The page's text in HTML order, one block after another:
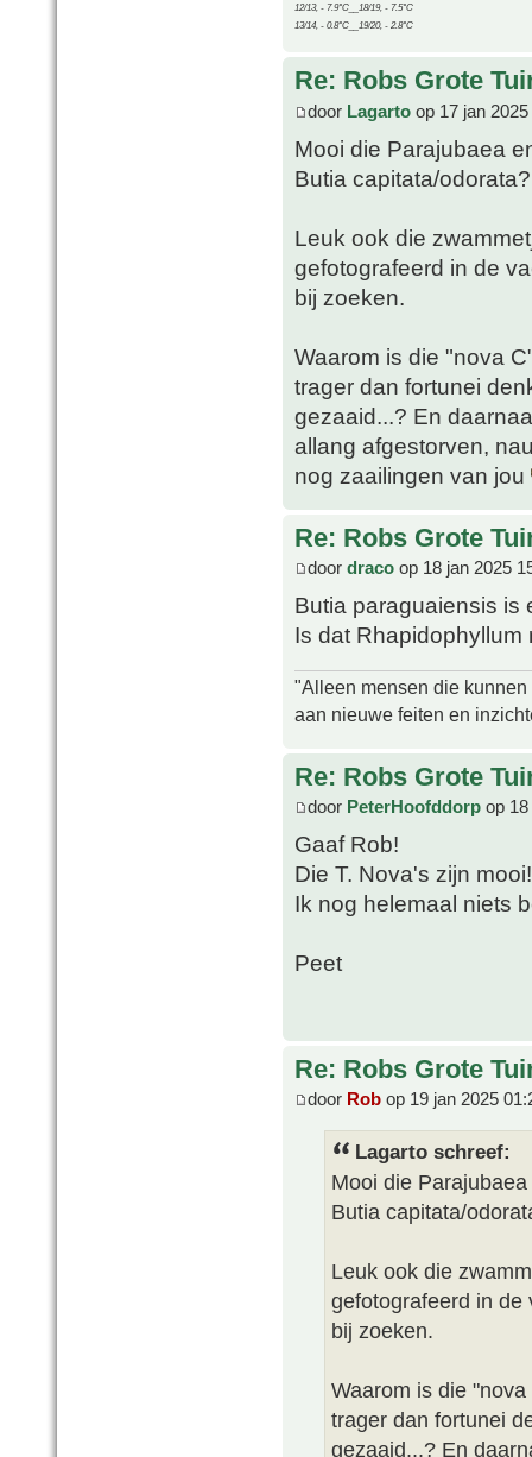
12/13, - 7.9°C__18/19, - 7.5°C
13/14, - 0.8°C__19/20, - 2.8°C
Re: Robs Grote
door Lagarto op 17 jan
Mooi die Parajubaea
Butia capitata/odorata?
Leuk ook die
gefotografeerd in de
bij zoeken.
Waarom is die "nova
trager dan fortunei
gezaaid...? En
allang afgestorven,
nog zaailingen van jou
Re: Robs Grote
door draco op 18 jan 2025
Butia paraguaiensis is
Is dat
"Alleen mensen die
aan nieuwe feiten en
Re: Robs Grote
door PeterHoofddorp op
Gaaf Rob!
Die T. Nova's zijn
Ik nog helemaal niets
Peet
Re: Robs Grote
door Rob op 19 jan 2025
Lagarto schreef:
Mooi die
Butia capitata/
Leuk ook die
gefotografeerd in de
bij zoeken.
Waarom is die
trager dan fortunei
gezaaid...? En